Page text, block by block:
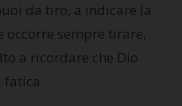
da tiro, a indicare la
occorre sempre tirare,
a ricordare che Dio
fatica.